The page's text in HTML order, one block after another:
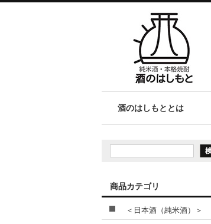
酒のはしもととは
商品カテゴリ
＜日本酒（純米酒）＞